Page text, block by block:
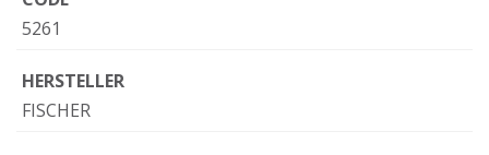
5261
HERSTELLER
FISCHER